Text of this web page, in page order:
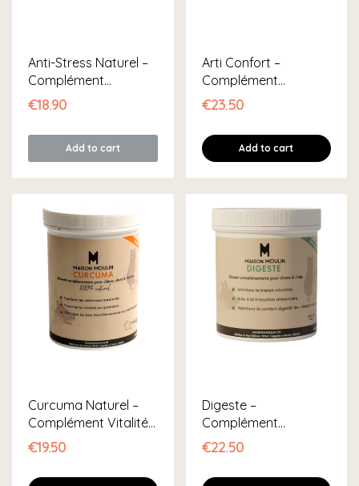
Anti-Stress Naturel –
Complément
Apaisant Chien...
€18.90
Add to cart
Arti Confort –
Complément
Articulations &...
€23.50
Add to cart
Curcuma Naturel –
Complément Vitalité
&...
€19.50
Digeste –
Complément
Digestion Chien &
Chat –...
€22.50